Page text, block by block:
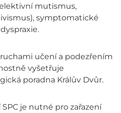
mutismus,
symptomatické
učení a podezřením
vyšetřuje
poradna Králův Dvůr.
je nutné pro zařazení